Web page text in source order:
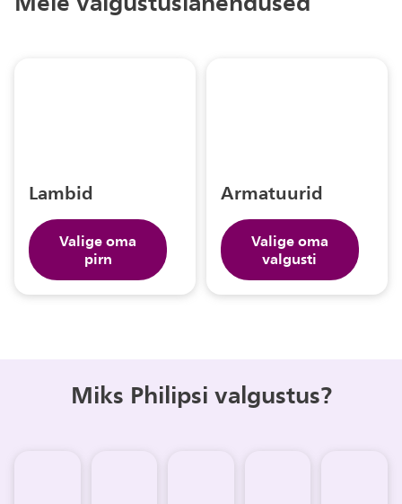
Lambid
Valige oma
pirn
Armatuurid
Valige oma
valgusti
Miks Philipsi valgustus?